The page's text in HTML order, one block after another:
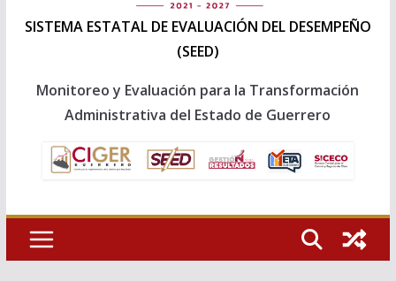
SISTEMA ESTATAL DE EVALUACIÓN DEL DESEMPEÑO
(SEED)
Monitoreo y Evaluación para la Transformación
Administrativa del Estado de Guerrero